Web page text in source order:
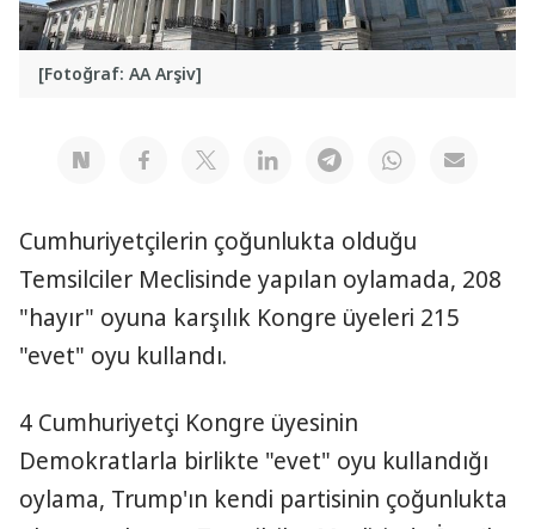
[Fotoğraf: AA Arşiv]
Cumhuriyetçilerin çoğunlukta olduğu
Temsilciler Meclisinde yapılan oylamada, 208
"hayır" oyuna karşılık Kongre üyeleri 215
"evet" oyu kullandı.
4 Cumhuriyetçi Kongre üyesinin
Demokratlarla birlikte "evet" oyu kullandığı
oylama, Trump'ın kendi partisinin çoğunlukta